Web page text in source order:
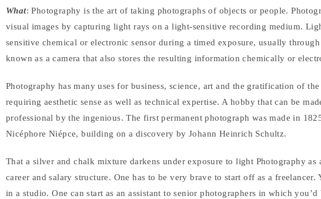
What: Photography is the art of taking photographs of objects or people.
visual images by capturing light rays on a light-sensitive recording medium.
sensitive chemical or electronic sensor during a timed exposure, usually
known as a camera that also stores the resulting information chemically or
Photography has many uses for business, science, art and the gratification of
requiring aesthetic sense as well as technical expertise. A hobby that can be
professional by the ingenious. The first permanent photograph was made in
Nicéphore Niépce, building on a discovery by Johann Heinrich Schultz.
That a silver and chalk mixture darkens under exposure to light Photography
career and salary structure. One has to be very brave to start off as a
in a studio. One can start as an assistant to senior photographers in which